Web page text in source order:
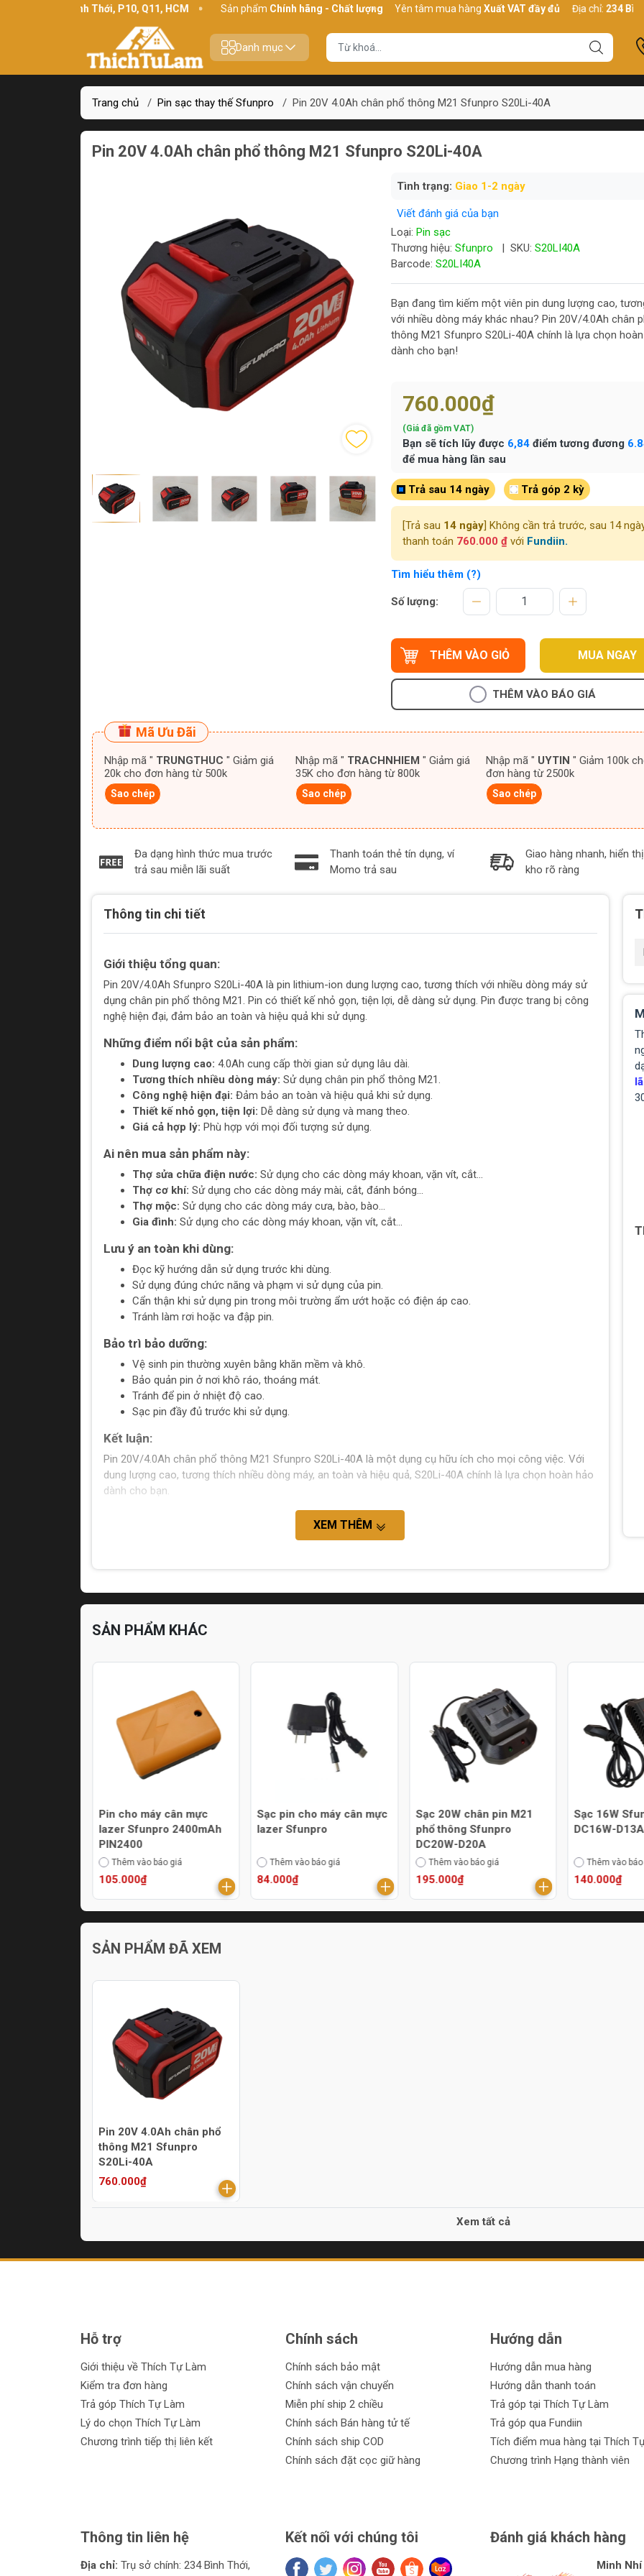
234 Bình Thới, P10, Q11, HCM Sản phẩmChính hãng - Chất lượng Yên tâm mua hàngXuất VAT đầy đủ Địa chỉ: 234 Bình Thới,
Danh mục
Trang chủ / Pin sạc thay thế Sfunpro / Pin 20V 4.0Ah chân phổ thông M21 Sfunpro S20Li-40A
Pin 20V 4.0Ah chân phổ thông M21 Sfunpro S20Li-40A
Tình trạng: Giao 1-2 ngày
Viết đánh giá của bạn
Loại: Pin sạc
Thương hiệu: Sfunpro | SKU: S20LI40A
Barcode: S20LI40A
Bạn đang tìm kiếm một viên pin dung lượng cao,
với nhiều dòng máy khác nhau? Pin 20V/4.0Ah chân
thông M21 Sfunpro S20Li-40A chính là lựa chọn
dành cho bạn!
760.000₫
(Giá đã gồm VAT)
Bạn sẽ tích lũy được 6,84điểm tương đương
để mua hàng lần sau
Trả sau 14 ngày Trả góp 2 kỳ
[Trả sau 14 ngày] Không cần trả trước, sau 14
thanh toán 760.000 ₫với Fundiin.
Tìm hiểu thêm (?)
Số lượng:
THÊM VÀO GIỎ MUA NGAY
THÊM VÀO BÁO GIÁ
Mã Ưu Đãi
Nhập mã " TRUNGTHUC " Giảm giá
20k cho đơn hàng từ 500k
Sao chép
Nhập mã " TRACHNHIEM " Giảm giá
35K cho đơn hàng từ 800k
Sao chép
Nhập mã " UYTIN " Giảm 100k cho
đơn hàng từ 2500k
Sao chép
Đa dạng hình thức mua trước
trả sau miễn lãi suất
Thanh toán thẻ tín dụng, ví
Momo trả sau
Giao hàng nhanh, hiển
kho rõ ràng
Thông tin chi tiết
Giới thiệu tổng quan:
Pin 20V/4.0Ah Sfunpro S20Li-40A là pin lithium-ion dung lượng cao, tương thích với nhiều dòng máy sử
dụng chân pin phổ thông M21. Pin có thiết kế nhỏ gọn, tiện lợi, dễ dàng sử dụng. Pin được trang bị công
nghệ hiện đại, đảm bảo an toàn và hiệu quả khi sử dụng.
Những điểm nổi bật của sản phẩm:
Dung lượng cao: 4.0Ah cung cấp thời gian sử dụng lâu dài.
Tương thích nhiều dòng máy: Sử dụng chân pin phổ thông M21.
Công nghệ hiện đại: Đảm bảo an toàn và hiệu quả khi sử dụng.
Thiết kế nhỏ gọn, tiện lợi: Dễ dàng sử dụng và mang theo.
Giá cả hợp lý: Phù hợp với mọi đối tượng sử dụng.
Ai nên mua sản phẩm này:
Thợ sửa chữa điện nước: Sử dụng cho các dòng máy khoan, vặn vít, cắt...
Thợ cơ khí: Sử dụng cho các dòng máy mài, cắt, đánh bóng...
Thợ mộc: Sử dụng cho các dòng máy cưa, bào, bào...
Gia đình: Sử dụng cho các dòng máy khoan, vặn vít, cắt...
Lưu ý an toàn khi dùng:
Đọc kỹ hướng dẫn sử dụng trước khi dùng.
Sử dụng đúng chức năng và phạm vi sử dụng của pin.
Cẩn thận khi sử dụng pin trong môi trường ẩm ướt hoặc có điện áp cao.
Tránh làm rơi hoặc va đập pin.
Bảo trì bảo dưỡng:
Vệ sinh pin thường xuyên bằng khăn mềm và khô.
Bảo quản pin ở nơi khô ráo, thoáng mát.
Tránh để pin ở nhiệt độ cao.
Sạc pin đầy đủ trước khi sử dụng.
Kết luận:
Pin 20V/4.0Ah chân phổ thông M21 Sfunpro S20Li-40A là một dụng cụ hữu ích cho mọi công việc. Với
dung lượng cao, tương thích nhiều dòng máy, an toàn và hiệu quả, S20Li-40A chính là lựa chọn hoàn hảo
dành cho bạn.
XEM THÊM
SẢN PHẨM KHÁC
Pin cho máy cân mực
lazer Sfunpro 2400mAh
PIN2400
Thêm vào báo giá
105.000₫
Sạc pin cho máy cân mực
lazer Sfunpro
Thêm vào báo giá
84.000₫
Sạc 20W chân pin M21
phổ thông Sfunpro
DC20W-D20A
Thêm vào báo giá
195.000₫
Sạc 16W
DC16W-D13A
Thêm vào
140.000₫
SẢN PHẨM ĐÃ XEM
Pin 20V 4.0Ah chân phổ
thông M21 Sfunpro
S20Li-40A
760.000₫
Xem tất cả
Hỗ trợ
Giới thiệu về Thích Tự Làm
Kiểm tra đơn hàng
Trả góp Thích Tự Làm
Lý do chọn Thích Tự Làm
Chương trình tiếp thị liên kết
Chính sách
Chính sách bảo mật
Chính sách vận chuyển
Miễn phí ship 2 chiều
Chính sách Bán hàng tử tế
Chính sách ship COD
Chính sách đặt cọc giữ hàng
Hướng dẫn
Hướng dẫn mua hàng
Hướng dẫn thanh toán
Trả góp tại Thích Tự Làm
Trả góp qua Fundiin
Tích điểm mua hàng tại Thích
Chương trình Hạng thành viên
Thông tin liên hệ
Địa chỉ: Trụ sở chính: 234 Bình Thới,
Kết nối với chúng tôi Đánh giá khách hàng
Đinh
Minh
tuan anh